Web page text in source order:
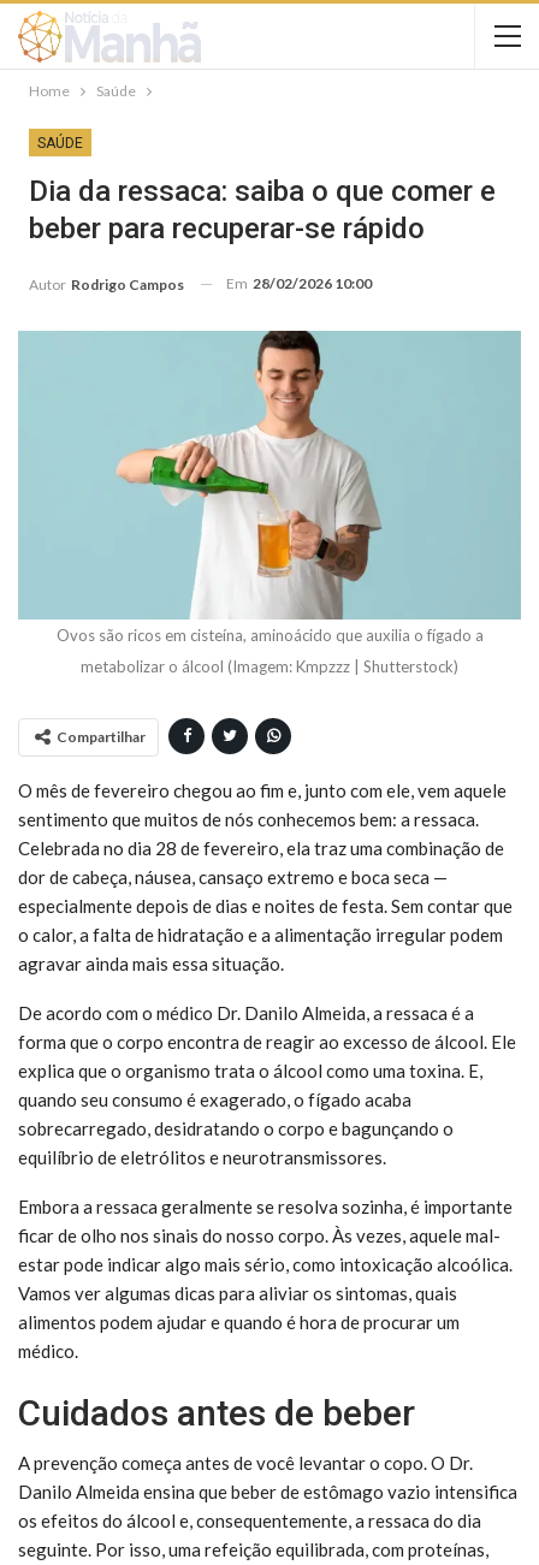
Home Saúde
SAÚDE
Dia da ressaca: saiba o que comer e
beber para recuperar-se rápido
Autor Rodrigo Campos Em 28/02/2026 10:00
Ovos são ricos em cisteína, aminoácido que auxilia o fígado a
metabolizar o álcool (Imagem: Kmpzzz | Shutterstock)
Compartilhar
O mês de fevereiro chegou ao fim e, junto com ele, vem aquele
sentimento que muitos de nós conhecemos bem: a ressaca.
Celebrada no dia 28 de fevereiro, ela traz uma combinação de
dor de cabeça, náusea, cansaço extremo e boca seca —
especialmente depois de dias e noites de festa. Sem contar que
o calor, a falta de hidratação e a alimentação irregular podem
agravar ainda mais essa situação.
De acordo com o médico Dr. Danilo Almeida, a ressaca é a
forma que o corpo encontra de reagir ao excesso de álcool. Ele
explica que o organismo trata o álcool como uma toxina. E,
quando seu consumo é exagerado, o fígado acaba
sobrecarregado, desidratando o corpo e bagunçando o
equilíbrio de eletrólitos e neurotransmissores.
Embora a ressaca geralmente se resolva sozinha, é importante
ficar de olho nos sinais do nosso corpo. Às vezes, aquele mal-
estar pode indicar algo mais sério, como intoxicação alcoólica.
Vamos ver algumas dicas para aliviar os sintomas, quais
alimentos podem ajudar e quando é hora de procurar um
médico.
Cuidados antes de beber
A prevenção começa antes de você levantar o copo. O Dr.
Danilo Almeida ensina que beber de estômago vazio intensifica
os efeitos do álcool e, consequentemente, a ressaca do dia
seguinte. Por isso, uma refeição equilibrada, com proteínas,